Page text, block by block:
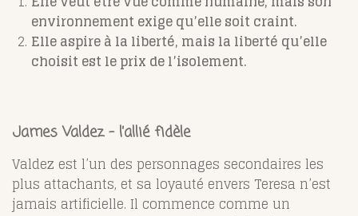
environnement exige qu’elle soit craint.
Elle aspire à la liberté, mais la liberté qu’elle
choisit est le prix de l’isolement.
James Valdez – l’allié fidèle
Valdez est l’un des personnages secondaires les
plus attachants, et sa loyauté envers Teresa n’est
jamais artificielle. Il commence comme un